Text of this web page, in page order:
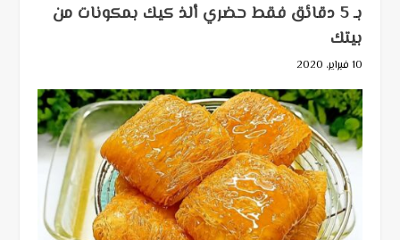
بـ 5 دقائق فقط حضري ألذ كيك بمكونات من
بيتك
10 فبراير، 2020